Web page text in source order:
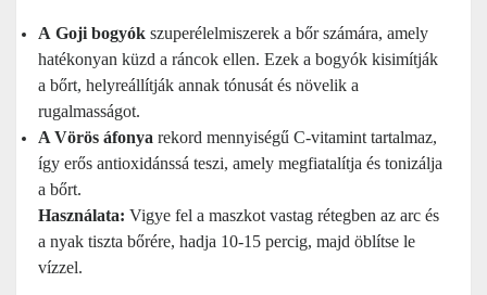
A Goji bogyók szuperélelmiszerek a bőr számára, amely
hatékonyan küzd a ráncok ellen. Ezek a bogyók kisimítják
a bőrt, helyreállítják annak tónusát és növelik a
rugalmasságot.
A Vörös áfonya rekord mennyiségű C-vitamint tartalmaz,
így erős antioxidánssá teszi, amely megfiatalítja és tonizálja
a bőrt.
Használata: Vigye fel a maszkot vastag rétegben az arc és
a nyak tiszta bőrére, hadja 10-15 percig, majd öblítse le
vízzel.